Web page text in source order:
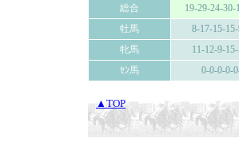
総合
19-29-24-30-
牡馬 8-17-15-
牝馬 11-12-9-
ｾﾝ馬 0-0-0-0-
▲TOP